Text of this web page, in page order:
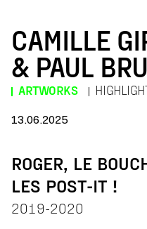
CAMILLE
& PAUL
ARTWORKS
13.06.2025
ROGER, LE
LES POST-IT !
2019-2020